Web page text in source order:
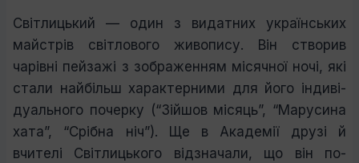
Світлицький — один з видатних українських
майстрів світло­вого живопису. Він створив
чарівні пейзажі з зображенням мі­сячної ночі, які
стали найбільш характерними для його індиві­
дуального почерку (“Зійшов місяць”, “Марусина
хата”, “Срібна ніч”). Ще в Академії друзі й
вчителі Світлицького відзначали, що він по-